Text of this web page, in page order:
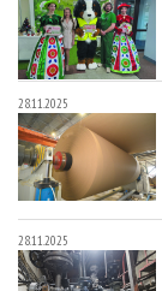
28.11.2025
28.11.2025